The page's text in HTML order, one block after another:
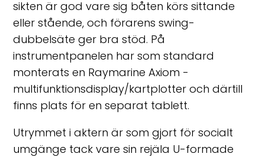
sikten är god vare sig båten körs sittande
eller stående, och förarens swing-
dubbelsäte ger bra stöd. På
instrumentpanelen har som standard
monterats en Raymarine Axiom -
multifunktionsdisplay/kartplotter och därtill
finns plats för en separat tablett.
Utrymmet i aktern är som gjort för socialt
umgänge tack vare sin rejäla U-formade